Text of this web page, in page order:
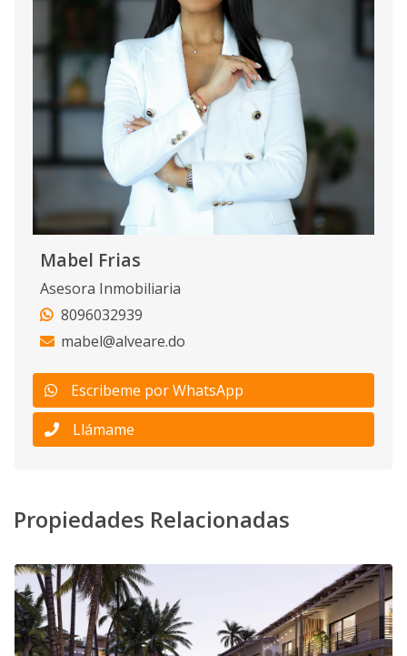
Mabel Frias
Asesora Inmobiliaria
8096032939
mabel@alveare.do
Escribeme por WhatsApp
Llámame
Propiedades Relacionadas